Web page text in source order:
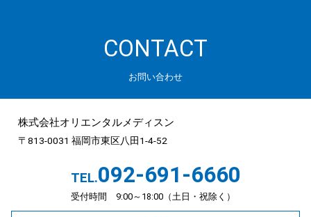
CONTACT
お問い合わせ
株式会社オリエンタルメディスン
〒813-0031 福岡市東区八田1-4-52
TEL.092-691-6660
受付時間 9:00～18:00（土日・祝除く）